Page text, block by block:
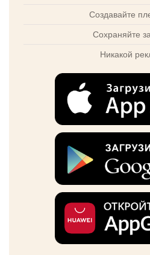
Создавайте
Сохраняйте
Никакой